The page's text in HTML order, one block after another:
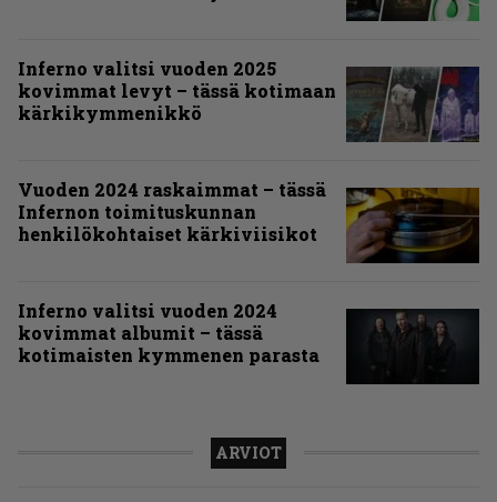
Inferno valitsi vuoden 2025
kovimmat levyt – tässä kotimaan
kärkikymmenikkö
Vuoden 2024 raskaimmat – tässä
Infernon toimituskunnan
henkilökohtaiset kärkiviisikot
Inferno valitsi vuoden 2024
kovimmat albumit – tässä
kotimaisten kymmenen parasta
ARVIOT